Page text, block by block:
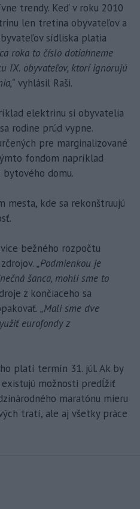
trendy. Keď v roku 2010
len tretina obyvateľov a
sídliska platia
roka to číslo dotiahneme
IX. obyvateľov, ktorí ignorujú
vyhlásil Raši.
elektrinu si obyvatelia
rodine prúd vypne.
pre marginalizované
fondom napríklad
domu.
mesta, kde sa rekonštruujú
bežného rozpočtu
„Podmienkou je
šanca, mohli sme to
z končiaceho sa
„Mali sme dve
eurofondy z
platí termín 31. júl. Ak by
možnosti predĺžiť
maratónu mieru
tratí, ale aj všetky práce